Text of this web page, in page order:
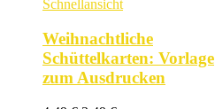
Schnellansicht
Weihnachtliche
Schüttelkarten: Vorlage
zum Ausdrucken